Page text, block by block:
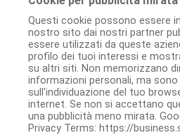
Questi cookie possono essere
nostro sito dai nostri partner
essere utilizzati da queste
profilo dei tuoi interessi e
su altri siti. Non memorizzano
informazioni personali, ma
sull'individuazione del tuo
internet. Se non si accettano
una pubblicità meno mirata.
Privacy Terms: https://